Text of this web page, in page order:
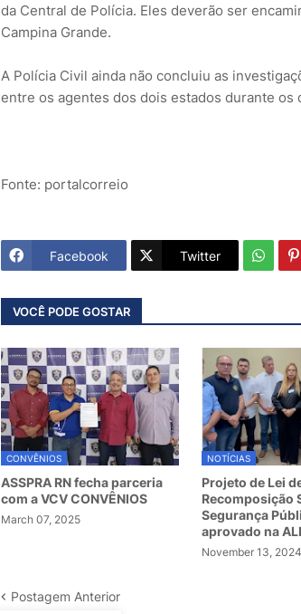
da Central de Polícia. Eles deverão ser
Campina Grande.
A Polícia Civil ainda não concluiu as
entre os agentes dos dois estados durante os
Fonte: portalcorreio
Facebook Twitter
VOCÊ PODE GOSTAR
CONVÊNIOS
ASSPRA RN fecha parceria
com a VCV CONVÊNIOS
March 07, 2025
NOTÍCIAS
Projeto de Lei
Recomposição
Segurança
aprovado na
November 13, 2024
Postagem Anterior